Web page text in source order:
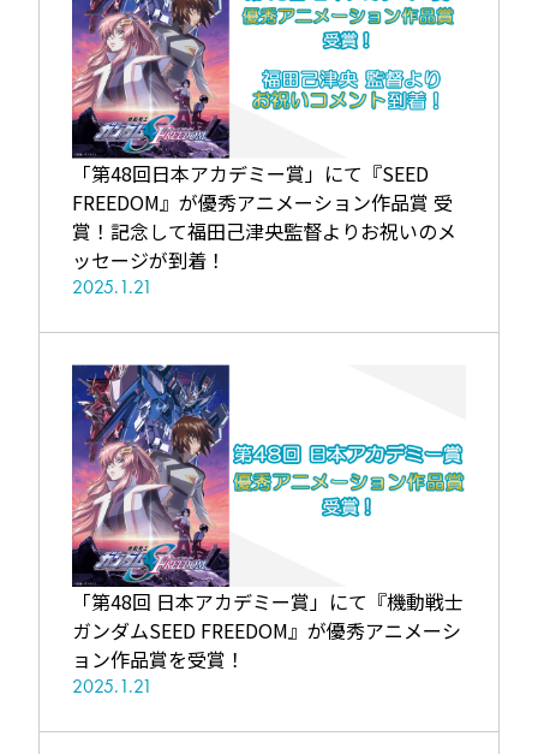
「第48回日本アカデミー賞」にて『SEED
FREEDOM』が優秀アニメーション作品賞 受
賞！記念して福田己津央監督よりお祝いのメ
ッセージが到着！
2025.1.21
「第48回 日本アカデミー賞」にて『機動戦士
ガンダムSEED FREEDOM』が優秀アニメーシ
ョン作品賞を受賞！
2025.1.21